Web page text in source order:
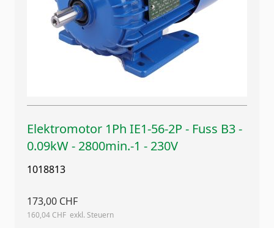
Elektromotor 1Ph IE1-56-2P - Fuss B3 -
0.09kW - 2800min.-1 - 230V
1018813
173,00 CHF
160,04 CHF